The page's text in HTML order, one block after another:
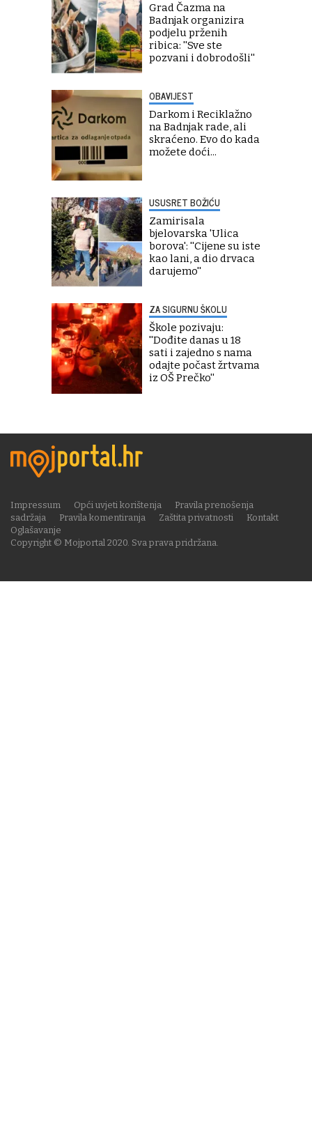
Grad Čazma na
Badnjak organizira
podjelu prženih
ribica: ''Sve ste
pozvani i dobrodošli''
OBAVIJEST
Darkom i Reciklažno
na Badnjak rade, ali
skraćeno. Evo do kada
možete doći...
USUSRET BOŽIĆU
Zamirisala
bjelovarska 'Ulica
borova': ''Cijene su iste
kao lani, a dio drvaca
darujemo''
ZA SIGURNU ŠKOLU
Škole pozivaju:
''Dođite danas u 18
sati i zajedno s nama
odajte počast žrtvama
iz OŠ Prečko''
Copyright © Mojportal 2020. Sva prava pridržana.
Impressum Opći uvjeti korištenja
Pravila prenošenja
sadržaja
Pravila komentiranja Zaštita privatnosti
Kontakt
Oglašavanje